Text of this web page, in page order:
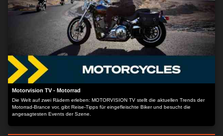
Motorvision TV - Motorrad
Die Welt auf zwei Rädern erleben: MOTORVISION TV stellt die aktuellen Trends der
Motorrad-Brance vor, gibt Reise-Tipps für eingefleischte Biker und besucht die
angesagtesten Events der Szene.